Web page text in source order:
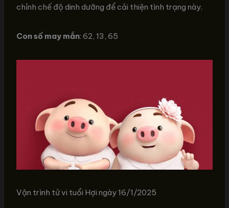
chỉnh chế độ dinh dưỡng để cải thiện tình trạng này.
Con số may mắn: 62, 13, 65
Vận trình tử vi tuổi Hợi ngày 16/1/2025